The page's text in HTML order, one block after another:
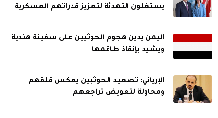
يستغلون التهدئة لتعزيز قدراتهم العسكرية
اليمن يدين هجوم الحوثيين على سفينة هندية
ويشيد بإنقاذ طاقمها
الإرياني: تصعيد الحوثيين يعكس قلقهم
ومحاولة لتعويض تراجعهم